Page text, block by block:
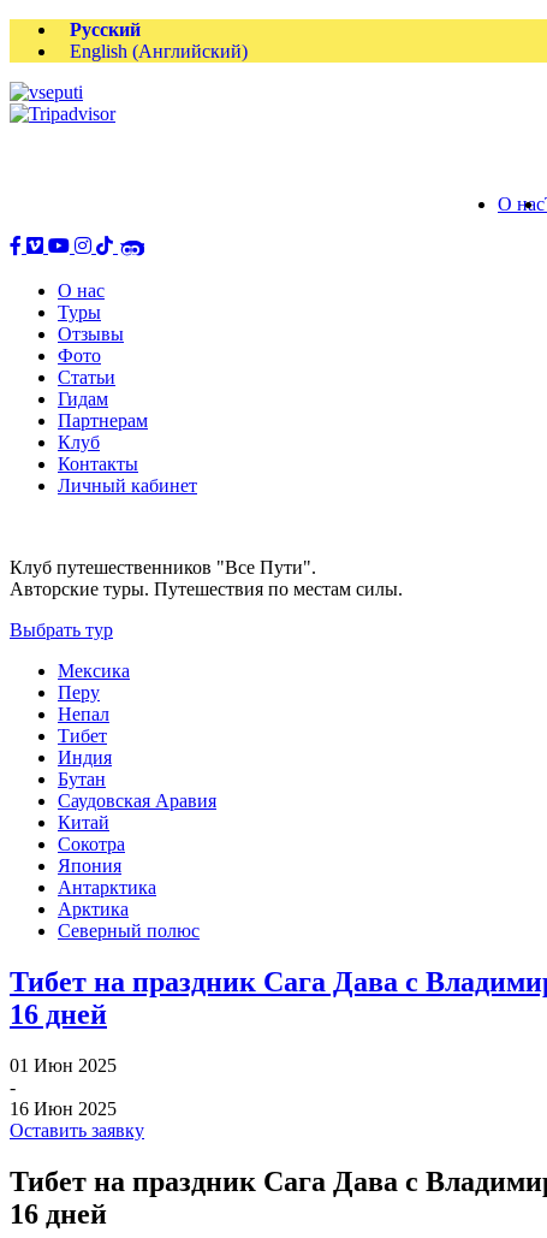
Русский
English (Английский)
О нас
О нас
Туры
Отзывы
Фото
Статьи
Гидам
Партнерам
Клуб
Контакты
Личный кабинет
Клуб путешественников "Все Пути".
Авторские туры. Путешествия по местам силы.
Выбрать тур
Мексика
Перу
Непал
Тибет
Индия
Бутан
Саудовская Аравия
Китай
Сокотра
Япония
Антарктика
Арктика
Северный полюс
Тибет на праздник Сага Дава с
16 дней
01 Июн 2025
-
16 Июн 2025
Оставить заявку
Тибет на праздник Сага Дава с
16 дней